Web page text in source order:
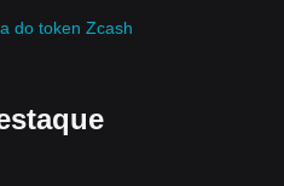
do token Zcash